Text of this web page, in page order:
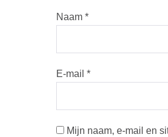
Naam *
E-mail *
Mijn naam, e-mail en